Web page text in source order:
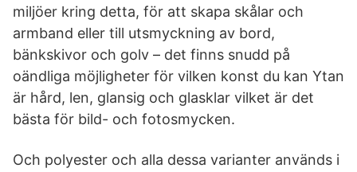
miljöer kring detta, för att skapa skålar och
armband eller till utsmyckning av bord,
bänkskivor och golv – det finns snudd på
oändliga möjligheter för vilken konst du kan Ytan
är hård, len, glansig och glasklar vilket är det
bästa för bild- och fotosmycken.
Och polyester och alla dessa varianter används i